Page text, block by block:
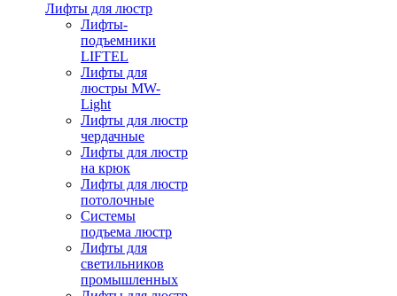
Лифты для люстр
Лифты-
подъемники
LIFTEL
Лифты для
люстры MW-
Light
Лифты для люстр
чердачные
Лифты для люстр
на крюк
Лифты для люстр
потолочные
Системы
подъема люстр
Лифты для
светильников
промышленных